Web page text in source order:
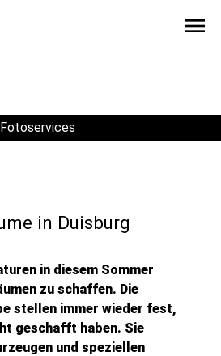
menu
in Duisburg
in diesem Sommer
zu schaffen. Die
stellen immer wieder fest,
geschafft haben. Sie
und speziellen